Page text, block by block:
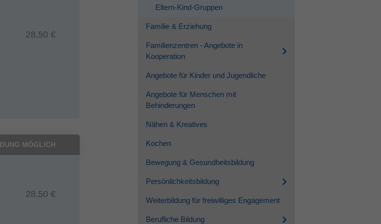
28,50 €
MÖGLICH
28,50 €
Eltern-Kind-Gruppen
Familie & Erziehung
Familienzentren - Angebote in
Kooperation
Angebote für Kinder und Jugendliche
Angebote für Menschen mit
Behinderungen
Nähen & Kreatives
Kochen
Bewegung & Gesundheitsbildung
Persönlichkeitsbildung
Weiterbildung für freiwilliges Engagement
Berufliche Bildung